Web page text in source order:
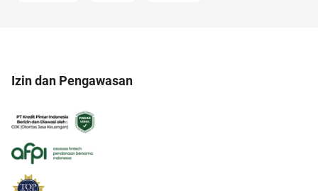
Izin dan Pengawasan